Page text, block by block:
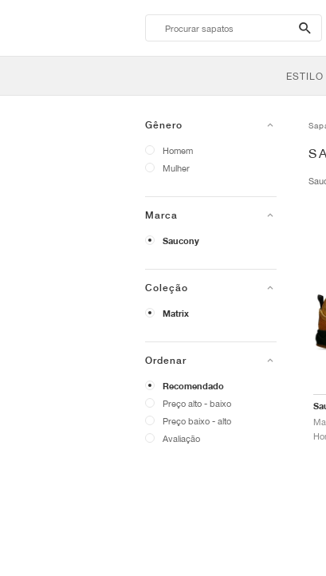
btn
ESTILO
Gênero
Homem
Mulher
Marca
Saucony
Coleção
Matrix
Ordenar
Recomendado
Preço alto - baixo
Preço baixo - alto
Avaliação